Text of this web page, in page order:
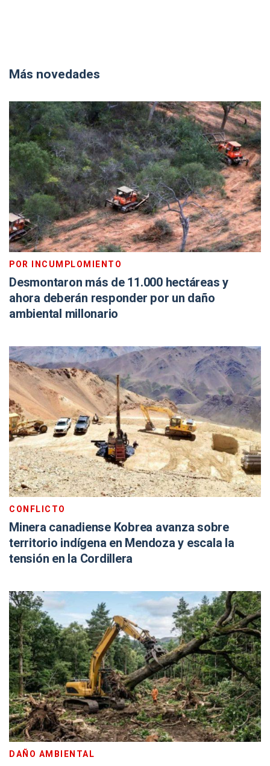
Más novedades
POR INCUMPLOMIENTO
Desmontaron más de 11.000 hectáreas y
ahora deberán responder por un daño
ambiental millonario
CONFLICTO
Minera canadiense Kobrea avanza sobre
territorio indígena en Mendoza y escala la
tensión en la Cordillera
DAÑO AMBIENTAL